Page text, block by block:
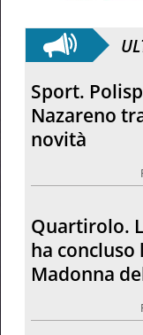
Quartirolo.
ha concluso
Madonna
Nagasaki,
Giappone e
nuovo
il disarmo